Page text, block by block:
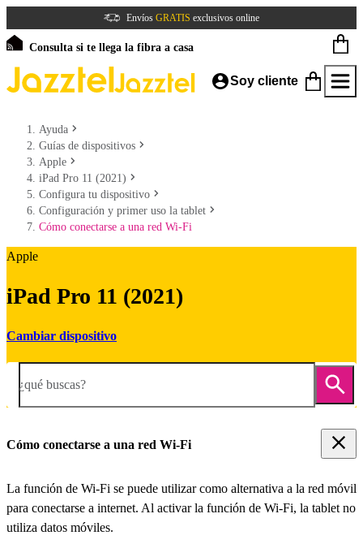
Envíos GRATIS exclusivos online
Consulta si te llega la fibra a casa
Soy cliente
Ayuda
Guías de dispositivos
Apple
iPad Pro 11 (2021)
Configura tu dispositivo
Configuración y primer uso la tablet
Cómo conectarse a una red Wi-Fi
Apple
iPad Pro 11 (2021)
Cambiar dispositivo
¿qué buscas?
Cómo conectarse a una red Wi-Fi
La función de Wi-Fi se puede utilizar como alternativa a la red móvil
para conectarse a internet. Al activar la función de Wi-Fi, la tablet no
utiliza datos móviles.